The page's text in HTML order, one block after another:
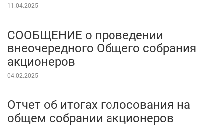
11.04.2025
СООБЩЕНИЕ о проведении
внеочередного Общего собрания
акционеров
04.02.2025
Отчет об итогах голосования на
общем собрании акционеров